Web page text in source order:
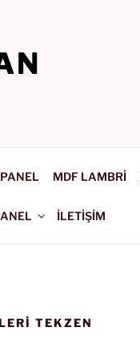
MDF LAMBRİ
İLETİŞİM
TEKZEN